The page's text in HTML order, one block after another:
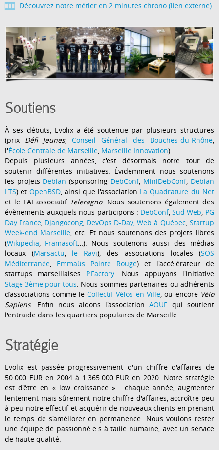
Découvrez notre métier en 2 minutes chrono (lien externe)
Soutiens
À ses débuts, Evolix a été soutenue par plusieurs structures
(prix Défi Jeunes, Conseil Général des Bouches-du-Rhône,
l'École Centrale de Marseille, Marseille Innovation).
Depuis plusieurs années, c'est désormais notre tour de
soutenir différentes initiatives. Évidemment nous soutenons
les projets Debian (sponsoring DebConf, MiniDebConf, Debian
LTS) et OpenBSD, ainsi que l'association La Quadrature du Net
et le FAI associatif Teleragno. Nous soutenons également des
évènements auxquels nous participons : DebConf, Sud Web, PG
Day France, Djangocong, DevOps D-Day, Web à Québec, Startup
Week-end Marseille, etc. Et nous soutenons des projets libres
(Wikipedia, Framasoft…). Nous soutenons aussi des médias
locaux (Marsactu, le Ravi), des associations locales (SOS
Méditerranée, Emmaüs Pointe Rouge) et l'accélérateur de
startups marseillaises P.Factory
. Nous appuyons l'initiative
Stage 3ème pour tous. Nous sommes partenaires ou adhérents
d’associations comme le Collectif Vélos en Ville, ou encore Vélo
Sapiens
. Enfin nous aidons l'association AOUF qui soutient
l'entraide dans les quartiers populaires de Marseille.
Stratégie
Evolix est passée progressivement d'un chiffre d'affaires de
50.000 EUR en 2004 à 1.365.000 EUR en 2020. Notre stratégie
est d'être en « low croissance » : chaque année, augmenter
lentement mais sûrement notre chiffre d'affaires, accroître peu
à peu notre effectif et acquérir de nouveaux clients en prenant
le temps de s'améliorer en permanence. Nous voulons rester
une équipe de passionné·e·s à taille humaine, avec un service
de haute qualité.